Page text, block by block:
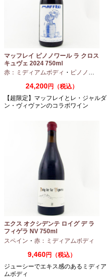
マッフレイ ピノノワール ラ クロス
キュヴェ 2024 750ml
赤：ミディアムボディ ・ ピノノワール
24,200円（税込）
【超限定】マッフレイとレ・ジャルダ
ン・ヴィヴァンのコラボワイン
エクス オクシデンテ ロイグ デ ラ
フィゲラ NV 750ml
（2022/2023）
スペイン ・ 赤：ミディアムボディ
9,460円（税込）
ジューシーでエキス感のあるミディア
ムボディ